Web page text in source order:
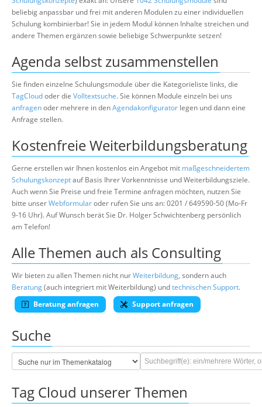
beliebig anpassbar und frei mit anderen Modulen zu einer individuellen
Schulung kombinierbar! Sie in jedem Modul können Inhalte streichen und
andere Themen ergänzen sowie beliebige Schwerpunkte setzen!
Agenda selbst zusammenstellen
Sie finden einzelne Schulungsmodule über die Kategorieliste links, die
TagCloudoder die Volltextsuche. Sie können Module einzeln bei uns
anfragenoder mehrere in denAgendakonfigurator legen und dann eine
Anfrage stellen.
Kostenfreie Weiterbildungsberatung
Gerne erstellen wir Ihnen kostenlos ein Angebot mit maßgeschneidertem
Schulungskonzeptauf Basis Ihrer Vorkenntnisse und Weiterbildungsziele.
Auch wenn Sie Preise und freie Termine anfragen möchten, nutzen Sie
bitte unserWebformularoder rufen Sie uns an: 0201 / 649590-50 (Mo-Fr
9-16 Uhr). Auf Wunsch berät Sie Dr. Holger Schwichtenberg persönlich
am Telefon!
Alle Themen auch als Consulting
Wir bieten zu allen Themen nicht nurWeiterbildung, sondern auch
Beratung(auch integriert mit Weiterbildung) undtechnischen Support.
Beratung anfragen
Support anfragen
Suche
Tag Cloud unserer Themen